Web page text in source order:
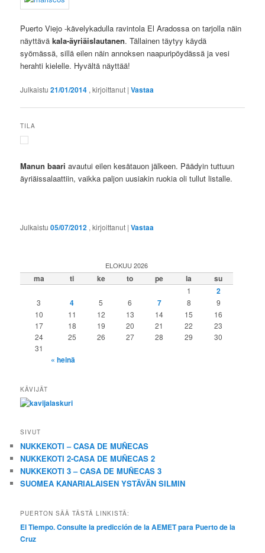
Puerto Viejo -kävelykadulla ravintola El Aradossa on tarjolla näin
näyttäväkala-äyriäislautanen. Tällainen täytyy käydä
syömässä, sillä eilen näin annoksen naapuripöydässä ja vesi
herahti kielelle. Hyvältä näyttää!
Julkaistu21/01/2014 , kirjoittanut |Vastaa
TILA
Manun baari avautui eilen kesätauon jälkeen. Päädyin tuttuun
äyriäissalaattiin, vaikka paljon uusiakin ruokia oli tullut listalle.
Julkaistu05/07/2012 , kirjoittanut |Vastaa
ELOKUU 2026
ma ti ke to pe la su
1 2
3 4 5 6 7 8
9
10
11 12 13 14 15
16
17
18 19 20 21 22
23
24
25 26 27 28 29
30
31
« heinä
KÄVIJÄT
SIVUT
NUKKEKOTI – CASA DE MUÑECAS
NUKKEKOTI 2-CASA DE MUÑECAS 2
NUKKEKOTI 3 – CASA DE MUÑECAS 3
SUOMEA KANARIALAISEN YSTÄVÄN SILMIN
PUERTON SÄÄ TÄSTÄ LINKISTÄ:
El Tiempo. Consulte la predicción de la AEMET para Puerto de la
Cruz